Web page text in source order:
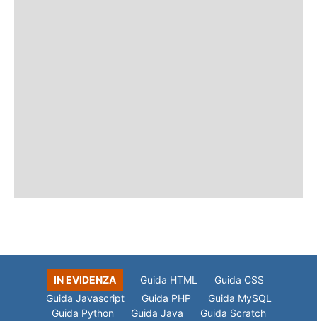
IN EVIDENZA Guida HTML
Guida CSS
Guida Javascript
Guida PHP
Guida MySQL
Guida Python
Guida Java
Guida Scratch